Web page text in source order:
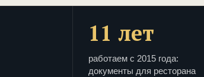
11 лет
работаем с 2015 года:
документы для ресторана